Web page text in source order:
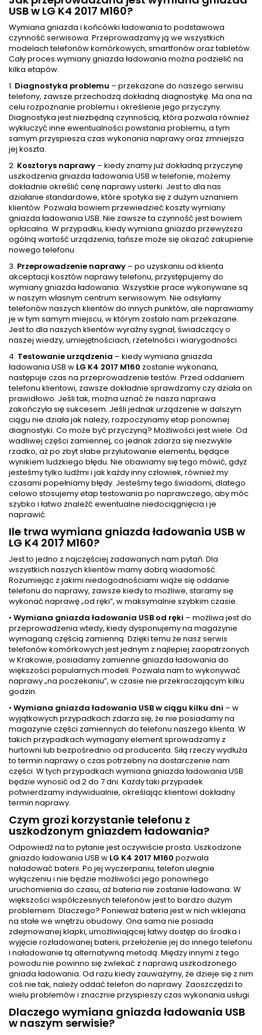
USB w LG K4 2017 M160?
Wymiana gniazda i końcówki ładowania to podstawowa
czynność serwisowa. Przeprowadzamy ją we wszystkich
modelach telefonów komórkowych, smartfonów oraz tabletów.
Cały proces wymiany gniazda ładowania można podzielić na
kilka etapów.
1. Diagnostyka problemu – przekazane do naszego serwisu
telefony, zawsze przechodzą dokładną diagnostykę. Ma ona na
celu rozpoznanie problemu i określenie jego przyczyny.
Diagnostyka jest niezbędną czynnością, która pozwala również
wykluczyć inne ewentualności powstania problemu, a tym
samym przyspiesza czas wykonania naprawy oraz zmniejsza
jej koszta.
2. Kosztorys naprawy – kiedy znamy już dokładną przyczynę
uszkodzenia gniazda ładowania USB w telefonie, możemy
dokładnie określić cenę naprawy usterki. Jest to dla nas
działanie standardowe, które spotyka się z dużym uznaniem
klientów. Pozwala bowiem przewiedzieć koszty wymiany
gniazda ładowania USB. Nie zawsze ta czynność jest bowiem
opłacalna. W przypadku, kiedy wymiana gniazda przewyższa
ogólną wartość urządzenia, tańsze może się okazać zakupienie
nowego telefonu.
3. Przeprowadzenie naprawy – po uzyskaniu od klienta
akceptacji kosztów naprawy telefonu, przystępujemy do
wymiany gniazda ładowania. Wszystkie prace wykonywane są
w naszym własnym centrum serwisowym. Nie odsyłamy
telefonów naszych klientów do innych punktów, ale naprawiamy
je w tym samym miejscu, w którym zostało nam przekazane.
Jest to dla naszych klientów wyraźny sygnał, świadczący o
naszej wiedzy, umiejętnościach, rzetelności i wiarygodności.
4. Testowanie urządzenia – kiedy wymiana gniazda
ładowania USB w LG K4 2017 M160 zostanie wykonana,
następuje czas na przeprowadzenie testów. Przed oddaniem
telefonu klientowi, zawsze dokładnie sprawdzamy czy działa on
prawidłowo. Jeśli tak, można uznać że nasza naprawa
zakończyła się sukcesem. Jeśli jednak urządzenie w dalszym
ciągu nie działa jak należy, rozpoczynamy etap ponownej
diagnostyki. Co może być przyczyną? Możliwości jest wiele. Od
wadliwej części zamiennej, co jednak zdarza się niezwykle
rzadko, aż po zbyt słabe przylutowanie elementu, będące
wynikiem ludzkiego błędu. Nie obawiamy się tego mówić, gdyż
jesteśmy tylko ludźmi i jak każdy inny człowiek, również my
czasami popełniamy błędy. Jesteśmy tego świadomi, dlatego
celowo stosujemy etap testowania po naprawczego, aby móc
szybko i łatwo znaleźć ewentualne niedociągnięcia i je
naprawić.
Ile trwa wymiana gniazda ładowania USB w
LG K4 2017 M160?
Jest to jedno z najczęściej zadawanych nam pytań. Dla
wszystkich naszych klientów mamy dobrą wiadomość.
Rozumiejąc z jakimi niedogodnościami wiąże się oddanie
telefonu do naprawy, zawsze kiedy to możliwe, staramy się
wykonać naprawę „od ręki”, w maksymalnie szybkim czasie.
• Wymiana gniazda ładowania USB od ręki – możliwa jest do
przeprowadzenia wtedy, kiedy dysponujemy na magazynie
wymaganą częścią zamienną. Dzięki temu że nasz serwis
telefonów komórkowych jest jednym z najlepiej zaopatrzonych
w Krakowie, posiadamy zamienne gniazda ładowania do
większości popularnych modeli. Pozwala nam to wykonywać
naprawy „na poczekaniu”, w czasie nie przekraczającym kilku
godzin.
• Wymiana gniazda ładowania USB w ciągu kilku dni – w
wyjątkowych przypadkach zdarza się, że nie posiadamy na
magazynie części zamiennych do telefonu naszego klienta. W
takich przypadkach wymagany element sprowadzamy z
hurtowni lub bezpośrednio od producenta. Siłą rzeczy wydłuża
to termin naprawy o czas potrzebny na dostarczenie nam
części. W tych przypadkach wymiana gniazda ładowania USB
będzie wynosić od 2 do 7 dni. Każdy taki przypadek
potwierdzamy indywidualnie, określając klientowi dokładny
termin naprawy.
Czym grozi korzystanie telefonu z
uszkodzonym gniazdem ładowania?
Odpowiedź na to pytanie jest oczywiście prosta. Uszkodzone
gniazdo ładowania USB w LG K4 2017 M160 pozwala
naładować baterii. Po jej wyczerpaniu, telefon ulegnie
wyłączeniu i nie będzie możliwości jego ponownego
uruchomienia do czasu, aż bateria nie zostanie ładowana. W
większości współczesnych telefonów jest to bardzo dużym
problemem. Dlaczego? Ponieważ bateria jest w nich wklejana
na stałe we wnętrzu obudowy. Ona sama nie posiada
zdejmowanej klapki, umożliwiającej łatwy dostęp do środka i
wyjęcie rozładowanej baterii, przełożenie jej do innego telefonu
i naładowanie tą alternatywną metodą. Między innymi z tego
powodu nie powinno się zwlekać z naprawą uszkodzonego
gniada ładowania. Od razu kiedy zauważymy, że dzieje się z nim
coś nie tak, należy oddać telefon do naprawy. Zaoszczędzi to
wielu problemów i znacznie przyspieszy czas wykonania usługi.
Dlaczego wymiana gniazda ładowania USB
w naszym serwisie?